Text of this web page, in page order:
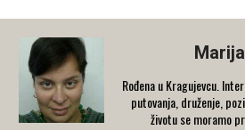
​Rođena u Kragujevcu.
putovanja, druženje,
životu se moramo